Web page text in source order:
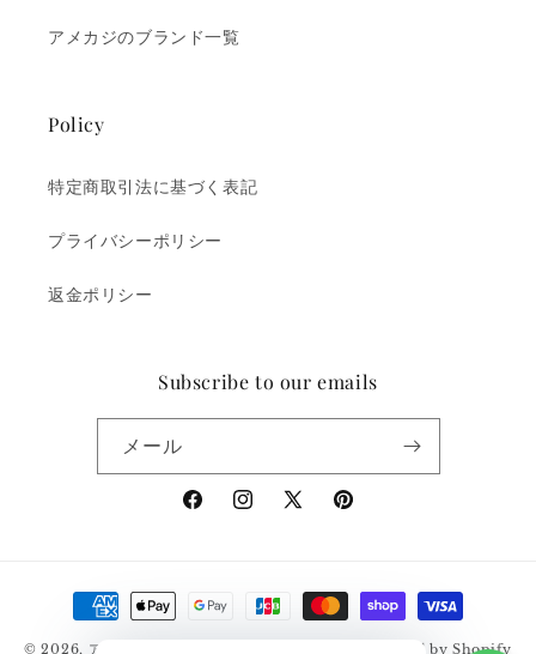
アメカジのブランド一覧
Policy
特定商取引法に基づく表記
プライバシーポリシー
返金ポリシー
Subscribe to our emails
メール
FacebookInstagram
X
Pinterest
決
済
© 2026, アメカジ通販サイト｜RUDGE（ラッジ） Powered by Shopify